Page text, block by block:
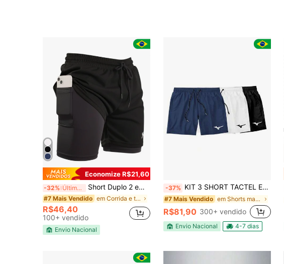
Economize R$21,60
-32% Últimos 3 dias Short Duplo 2 em 1 Masculino com Bolso Interno para Corrida, Treino e Academia – Compressão Térmica
#7 Mais Vendido em Corrida e treino Shorts masculinos para ativida
R$46,40
100+ vendido
Envio Nacional
-37% KIT 3 SHORT TACTEL ELASTANO ESPORTIVO ACADEMIA FITNESS DRY FIT BERMUDA LEVE
#7 Mais Vendido em Shorts masculinos para atividades ao ar livre
R$81,90 300+ vendido
Envio Nacional 4-7 dias